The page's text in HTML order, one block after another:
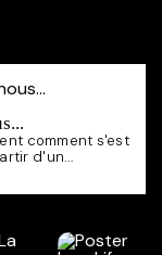
comment s'est
d'un...